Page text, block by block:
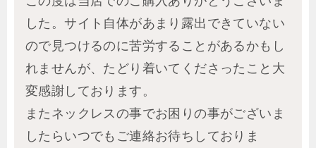
した。サイト自体があまり露出できていない
ので見つけるのに苦労することがあるかもし
れませんが、たどり着いてくださったこと大
変感謝しております。
またネックレスの事でお困りの事がございま
したらいつでもご連絡お待ちしておりま